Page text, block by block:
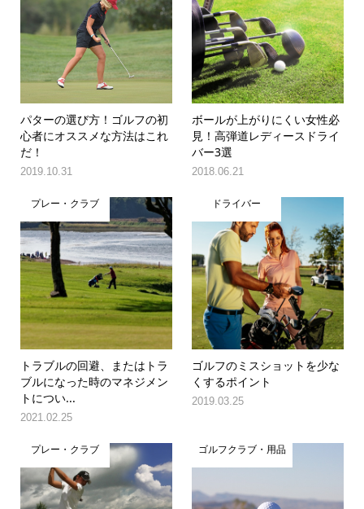
パターの選び方！ゴルフの初
心者にオススメな方法はこれ
だ！
2019.10.31
ボールが上がりにくい女性必
見！高弾道レディースドライ
バー3選
2018.06.21
プレー・クラブ
トラブルの回避、またはトラ
ブルになった時のマネジメン
トについ...
2021.02.25
ドライバー
ゴルフのミスショットを少な
くするポイント
2019.03.25
プレー・クラブ ゴルフクラブ・用品